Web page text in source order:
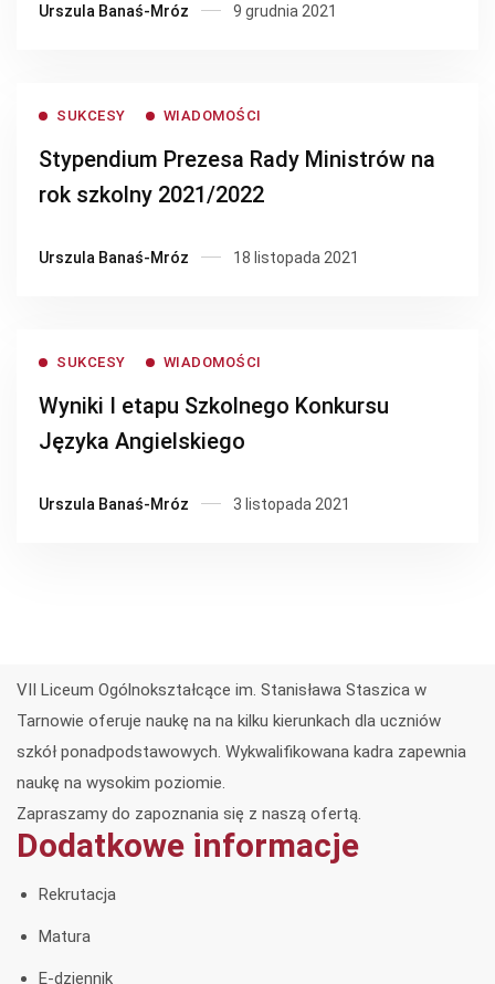
Urszula Banaś-Mróz 9 grudnia 2021
SUKCESY WIADOMOŚCI
Stypendium Prezesa Rady Ministrów na
rok szkolny 2021/2022
Urszula Banaś-Mróz 18 listopada 2021
SUKCESY WIADOMOŚCI
Wyniki I etapu Szkolnego Konkursu
Języka Angielskiego
Urszula Banaś-Mróz 3 listopada 2021
VII Liceum Ogólnokształcące im. Stanisława Staszica w
Tarnowie oferuje naukę na na kilku kierunkach dla uczniów
szkół ponadpodstawowych. Wykwalifikowana kadra zapewnia
naukę na wysokim poziomie.
Zapraszamy do zapoznania się z naszą ofertą.
Dodatkowe informacje
Rekrutacja
Matura
E-dziennik